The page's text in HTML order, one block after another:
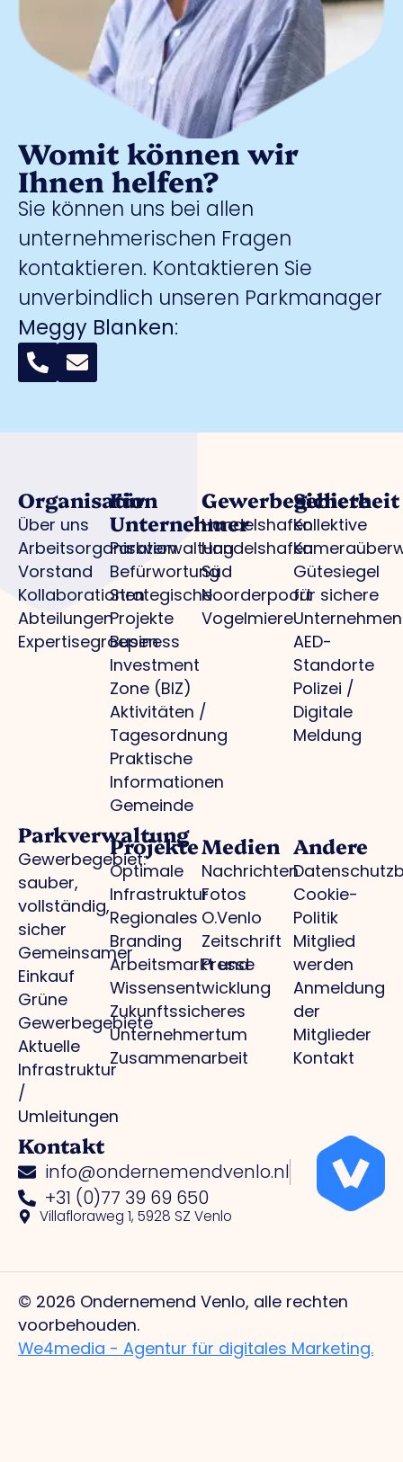
Womit können wir
Ihnen helfen?
Sie können uns bei allen
unternehmerischen Fragen
kontaktieren. Kontaktieren Sie
unverbindlich unseren Parkmanager
Meggy Blanken:
Organisation
Über uns
Arbeitsorganisation
Vorstand
Kollaborationen
Abteilungen
Expertisegroepen
Für
Unternehmer
Parkverwaltung
Befürwortung
Strategische
Projekte
Business
Investment
Zone (BIZ)
Aktivitäten /
Tagesordnung
Praktische
Informationen
Gemeinde
Gewerbegebiete
Handelshafen
Handelshafen
Süd
Noorderpoort
Vogelmiere
Sicherheit
Kollektive
Gütesiegel
für sichere
Unternehmen
AED-
Standorte
Polizei /
Digitale
Meldung
Parkverwaltung
Gewerbegebiet:
sauber,
vollständig,
sicher
Gemeinsamer
Einkauf
Grüne
Gewerbegebiete
Aktuelle
Infrastruktur
/
Umleitungen
Projekte
Optimale
Infrastruktur
Regionales
Branding
Arbeitsmarkt und
Wissensentwicklung
Zukunftssicheres
Unternehmertum
Zusammenarbeit
Medien
Nachrichten
Fotos
O.Venlo
Zeitschrift
Presse
Andere
Cookie-
Politik
Mitglied
werden
Anmeldung
der
Mitglieder
Kontakt
Kontakt
info@ondernemendvenlo.nl
+31 (0)77 39 69 650
Villafloraweg 1, 5928 SZ Venlo
© 2026 Ondernemend Venlo, alle rechten
voorbehouden.
We4media - Agentur für digitales Marketing.